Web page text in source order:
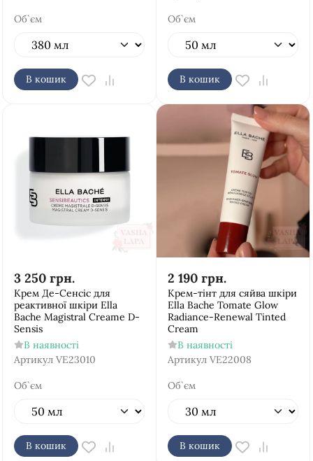
Об`єм
В кошик
Об`єм
В кошик
3 250 грн.
Крем Де-Сенсіс для
реактивної шкіри Ella
Bache Magistral Creame D-
Sensis
В наявності
Артикул VE23010
Об`єм
В кошик
2 190 грн.
Крем-тінт для сяйва шкіри
Ella Bache Tomate Glow
Radiance-Renewal Tinted
Cream
В наявності
Артикул VE22008
Об`єм
В кошик